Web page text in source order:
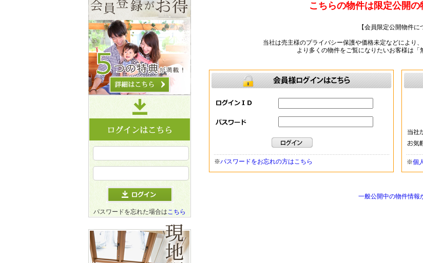
こちらの物件は限定公開の
【会員限定公開物件に
当社は売主様のプライバシー保護や価格未定などにより
より多くの物件をご覧になりたいお客様は「
※パスワードをお忘れの方はこちら ※個
一般公開中の物件情報
パスワードを忘れた場合はこちら